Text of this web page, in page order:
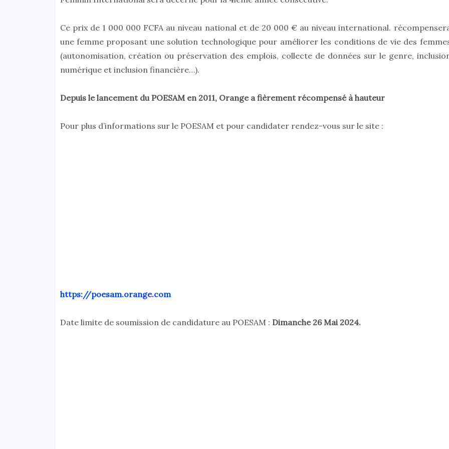
Ce prix de 1 000 000 FCFA au niveau national et de 20 000 € au niveau international.
une femme proposant une solution technologique pour améliorer les conditions de vie des
(autonomisation, création ou préservation des emplois, collecte de données sur le genre,
numérique et inclusion financière…).
Depuis le lancement du POESAM en 2011, Orange a fièrement récompensé à hauteur
Pour plus d’informations sur le POESAM et pour candidater rendez-vous sur le site :
https://poesam.orange.com
Date limite de soumission de candidature au POESAM : Dimanche 26 Mai 2024.